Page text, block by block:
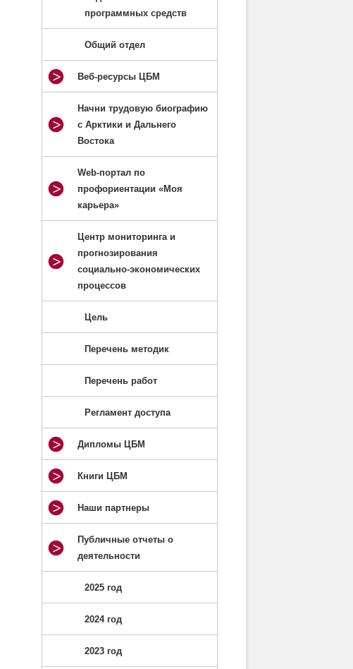
программных средств
Общий отдел
Веб-ресурсы ЦБМ
Начни трудовую биографию
с Арктики и Дальнего
Востока
Web-портал по
профориентации «Моя
карьера»
Центр мониторинга и
прогнозирования
социально-экономических
процессов
Цель
Перечень методик
Перечень работ
Регламент доступа
Дипломы ЦБМ
Книги ЦБМ
Наши партнеры
Публичные отчеты о
деятельности
2025 год
2024 год
2023 год